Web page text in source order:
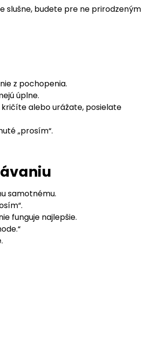
slušne, budete pre ne prirodzeným
z pochopenia.
úplne.
alebo urážate, posielate
„prosím“.
samotnému.
funguje najlepšie.